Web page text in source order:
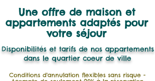
Une offre de maison et
appartements adaptés pour
votre séjour
Disponibilités et tarifs de nos appartements
dans le quartier coeur de ville
Conditions d'annulation flexibles sans risque -